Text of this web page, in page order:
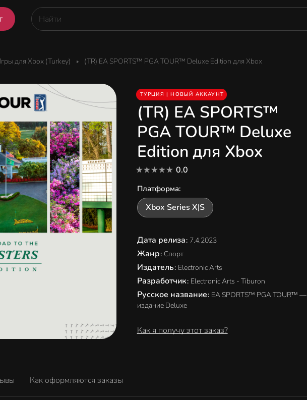
для Xbox (Turkey) (TR) EA SPORTS™ PGA TOUR™ Deluxe Edition для Xbox
ТУРЦИЯ | НОВЫЙ АККАУНТ
(TR) EA SPORTS™
PGA TOUR™ Deluxe
Edition для Xbox
0.0
Платформа:
Xbox Series X|S
Дата релиза: 7.4.2023
Жанр: Спорт
Издатель: Electronic Arts
Разработчик: Electronic Arts - Tiburon
Русское название: EA SPORTS™ PGA TOUR™ —
издание Deluxe
Как я получу этот заказ?
Как оформляются заказы